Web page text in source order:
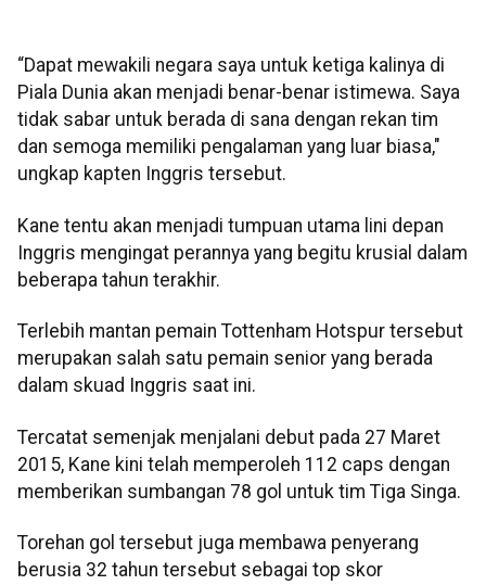
“Dapat mewakili negara saya untuk ketiga kalinya di
Piala Dunia akan menjadi benar-benar istimewa. Saya
tidak sabar untuk berada di sana dengan rekan tim
dan semoga memiliki pengalaman yang luar biasa,"
ungkap kapten Inggris tersebut.
Kane tentu akan menjadi tumpuan utama lini depan
Inggris mengingat perannya yang begitu krusial dalam
beberapa tahun terakhir.
Terlebih mantan pemain Tottenham Hotspur tersebut
merupakan salah satu pemain senior yang berada
dalam skuad Inggris saat ini.
Tercatat semenjak menjalani debut pada 27 Maret
2015, Kane kini telah memperoleh 112 caps dengan
memberikan sumbangan 78 gol untuk tim Tiga Singa.
Torehan gol tersebut juga membawa penyerang
berusia 32 tahun tersebut sebagai top skor